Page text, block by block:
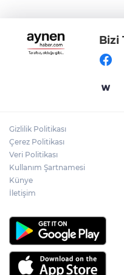
Bizi
Gizlilik Politikası
Çerez Politikası
Veri Politikası
Kullanım Şartnamesi
Künye
İletişim